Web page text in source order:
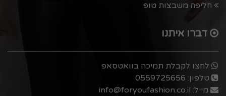
חליפה משבצות טופ
דברו איתנו
לחצו לקבלת תמיכה בוואטסאפ
טלפון: 0559725656
מייל: info@foryoufashion.co.il